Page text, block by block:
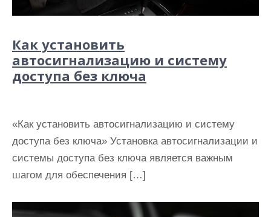
Как установить
автосигнализацию и систему
доступа без ключа
«Как установить автосигнализацию и систему
доступа без ключа» Установка автосигнализации и
системы доступа без ключа является важным
шагом для обеспечения […]